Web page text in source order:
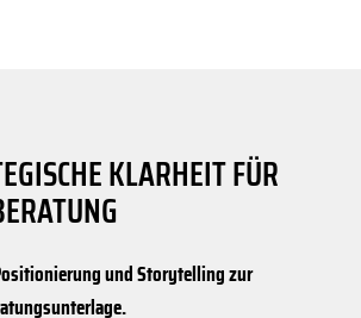
KLARHEIT FÜR
und Storytelling zur
Zeppelinstraße